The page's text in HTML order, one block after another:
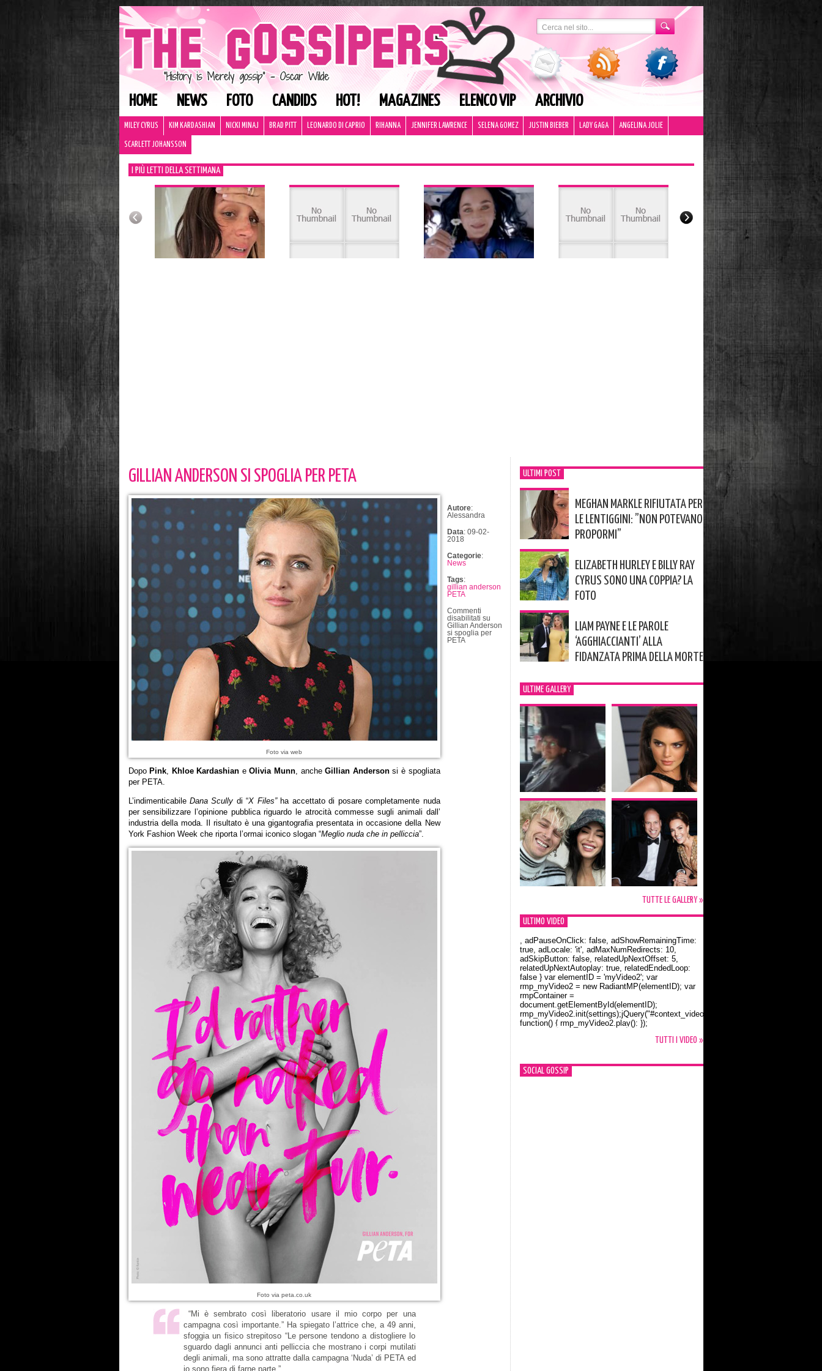
HOME NEWS FOTO CANDIDS HOT! MAGAZINES ELENCO VIP ARCHIVIO
MILEY CYRUS KIM KARDASHIAN NICKI MINAJ BRAD PITT LEONARDO DI CAPRIO RIHANNA JENNIFER LAWRENCE SELENA GOMEZ JUSTIN BIEBER LADY GAGA ANGELINA JOLIE
SCARLETT JOHANSSON
I PIÙ LETTI DELLA SETTIMANA
GILLIAN ANDERSON SI SPOGLIA PER PETA
Foto via web
Dopo Pink, Khloe Kardashian eOlivia Munn, ancheGillian Andersonsi è spogliata
per PETA.
L’indimenticabile Dana Scully di “X Files”ha accettato di posare completamente nuda
per sensibilizzare l’opinione pubblica riguardo le atrocità commesse sugli animali dall’
industria della moda. Il risultato è una gigantografia presentata in occasione della New
York Fashion Week che riporta l’ormai iconico slogan “Meglio nuda che in pelliccia”.
Foto via peta.co.uk
“Mi è sembrato così liberatorio usare il mio corpo per una
campagna così importante.” Ha spiegato l’attrice che, a 49 anni,
sfoggia un fisico strepitoso “Le persone tendono a distogliere lo
sguardo dagli annunci anti pelliccia che mostrano i corpi mutilati
degli animali, ma sono attratte dalla campagna ‘Nuda’ di PETA ed
io sono fiera di farne parte.”
Autore:
Alessandra
Data: 09-02-
2018
Categorie:
News
Tags:
gillian anderson
PETA
Commenti
disabilitati su
Gillian Anderson
si spoglia per
PETA
ULTIMI POST
MEGHAN MARKLE RIFIUTATA PER
LE LENTIGGINI: ”NON POTEVANO
PROPORMI”
ELIZABETH HURLEY E BILLY RAY
CYRUS SONO UNA COPPIA? LA
FOTO
LIAM PAYNE E LE PAROLE
‘AGGHIACCIANTI’ ALLA
FIDANZATA PRIMA DELLA MORTE
ULTIME GALLERY
TUTTE LE GALLERY »
ULTIMO VIDEO
Orlando Bloom e la t-shirt dedicata a Flynn
, adPauseOnClick: false, adShowRemainingTime:
true, adLocale: 'it', adMaxNumRedirects: 10,
adSkipButton: false, relatedUpNextOffset: 5,
relatedUpNextAutoplay: true, relatedEndedLoop:
false } var elementID = 'myVideo2'; var
rmp_myVideo2 = new RadiantMP(elementID); var
rmpContainer =
document.getElementById(elementID);
rmp_myVideo2.init(settings);jQuery("#context_video2").one("mouseover",
function() { rmp_myVideo2.play(); });
TUTTI I VIDEO »
SOCIAL GOSSIP